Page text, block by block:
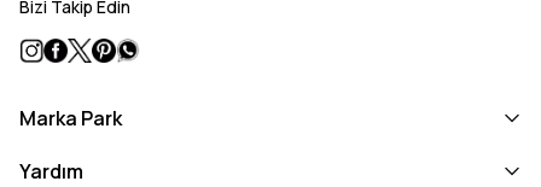
Bizi Takip Edin
Marka Park
Yardım